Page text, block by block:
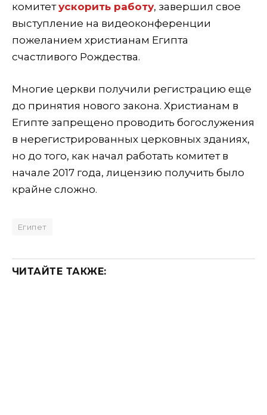
комитетускорить работу, завершил свое
выступление на видеоконференции
пожеланием христианам Египта
счастливого Рождества.
Многие церкви получили регистрацию еще
до принятия нового закона. Христианам в
Египте запрещено проводить богослужения
в нерегистрированных церковных зданиях,
но до того, как начал работать комитет в
начале 2017 года, лицензию получить было
крайне сложно.
Египет
ЧИТАЙТЕ ТАКЖЕ: